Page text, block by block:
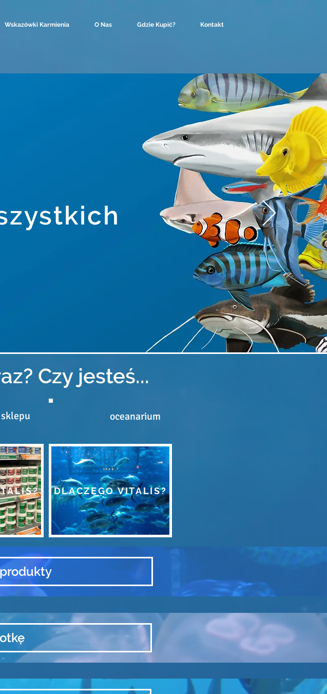
Wskazówki Karmienia O Nas Gdzie Kupić? Kontakt
Czy jesteś...
DLACZEGO VITALIS?
oceanarium